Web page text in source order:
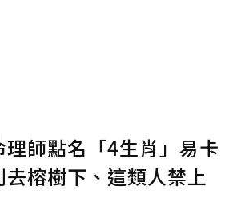
理師點名「4生肖」易卡
榕樹下、這類人禁上